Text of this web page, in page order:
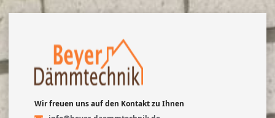
Wir freuen uns auf den Kontakt zu Ihnen